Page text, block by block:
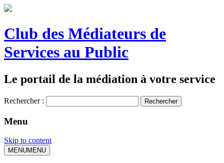
Club des Médiateurs de
Services au Public
Le portail de la médiation à votre service
Rechercher :
Menu
Skip to content
MENUMENU